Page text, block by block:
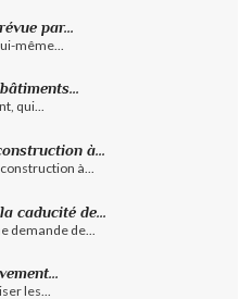
par...
même...
qui...
à...
à...
caducité de...
demande de...
les...